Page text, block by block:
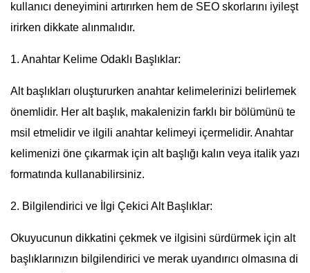
kullanıcı deneyimini artırırken hem de SEO skorlarını iyileşt
irirken dikkate alınmalıdır.
1. Anahtar Kelime Odaklı Başlıklar:
Alt başlıkları oluştururken anahtar kelimelerinizi belirlemek
önemlidir. Her alt başlık, makalenizin farklı bir bölümünü te
msil etmelidir ve ilgili anahtar kelimeyi içermelidir. Anahtar
kelimenizi öne çıkarmak için alt başlığı kalın veya italik yazı
formatında kullanabilirsiniz.
2. Bilgilendirici ve İlgi Çekici Alt Başlıklar:
Okuyucunun dikkatini çekmek ve ilgisini sürdürmek için alt
başlıklarınızın bilgilendirici ve merak uyandırıcı olmasına di